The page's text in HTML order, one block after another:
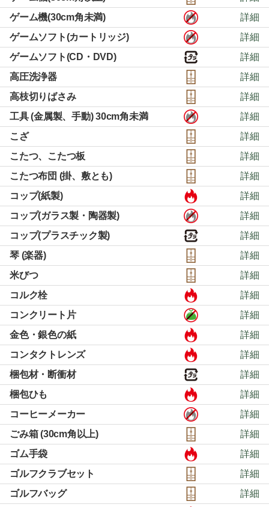
ゲーム機(30cm角未満)
詳細
ゲームソフト(カートリッジ)
詳細
ゲームソフト(CD・DVD)
詳細
高圧洗浄器
詳細
高枝切りばさみ
詳細
工具 (金属製、手動) 30cm角未満
詳細
こざ
詳細
こたつ、こたつ板
詳細
こたつ布団 (掛、敷とも)
詳細
コップ(紙製)
詳細
コップ(ガラス製・陶器製)
詳細
コップ(プラスチック製)
詳細
琴 (楽器)
詳細
米びつ
詳細
コルク栓
詳細
コンクリート片
詳細
金色・銀色の紙
詳細
コンタクトレンズ
詳細
梱包材・断衝材
詳細
梱包ひも
詳細
コーヒーメーカー
詳細
ごみ箱 (30cm角以上)
詳細
ゴム手袋
詳細
ゴルフクラブセット
詳細
ゴルフバッグ
詳細